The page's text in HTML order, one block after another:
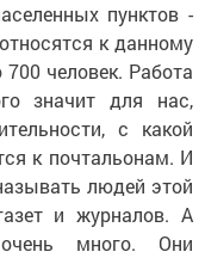
пунктов -
к данному
человек. Работа
значит для нас,
с какой
к почтальонам. И
людей этой
и журналов. А
много. Они